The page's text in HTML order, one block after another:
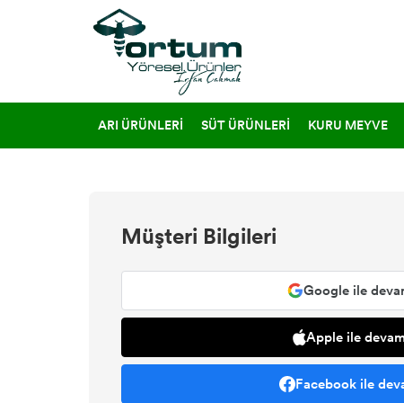
ARI ÜRÜNLERİ SÜT ÜRÜNLERİ KURU MEYVE
Müşteri Bilgileri
Google ile
Apple ile
Facebook ile